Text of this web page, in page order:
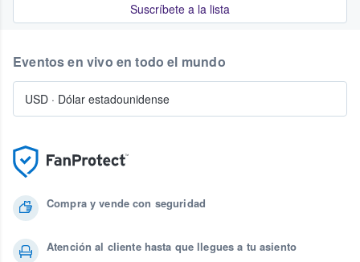
Suscríbete a la lista
Compra y vende con seguridad
Atención al cliente hasta que llegues a tu asiento
Eventos en vivo en todo el mundo
USD · Dólar estadounidense